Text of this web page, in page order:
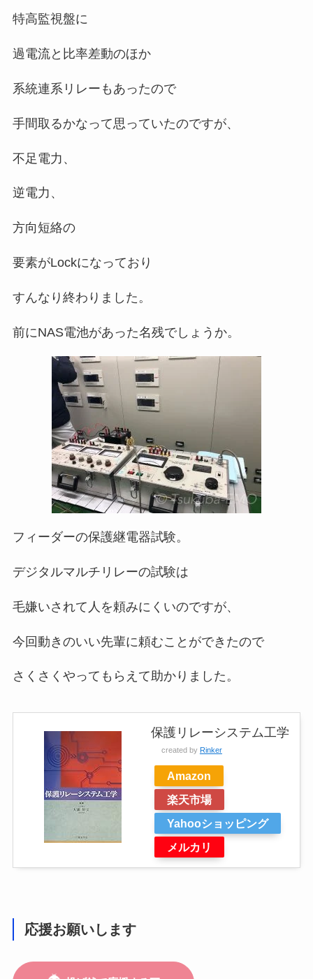
特高監視盤に
過電流と比率差動のほか
系統連系リレーもあったので
手間取るかなって思っていたのですが、
不足電力、
逆電力、
方向短絡の
要素がLockになっており
すんなり終わりました。
前にNAS電池があった名残でしょうか。
フィーダーの保護継電器試験。
デジタルマルチリレーの試験は
毛嫌いされて人を頼みにくいのですが、
今回動きのいい先輩に頼むことができたので
さくさくやってもらえて助かりました。
保護リレーシステム工学
created by Rinker
Amazon
楽天市場
Yahooショッピング
メルカリ
応援お願いします